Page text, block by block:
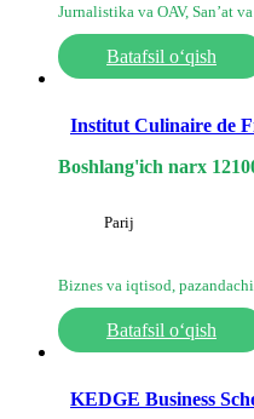
Jurnalistika va OAV, San’at
Batafsil o‘qish
Institut Culinaire de
Boshlang'ich narx
Parij
Biznes va iqtisod,
Batafsil o‘qish
KEDGE Business